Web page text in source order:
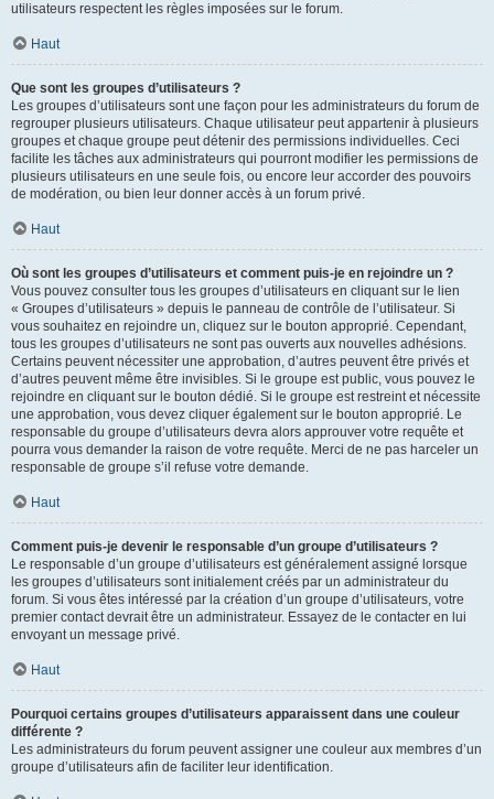
utilisateurs respectent les règles imposées sur le forum.
Haut
Que sont les groupes d’utilisateurs ?
Les groupes d’utilisateurs sont une façon pour les administrateurs du forum de
regrouper plusieurs utilisateurs. Chaque utilisateur peut appartenir à plusieurs
groupes et chaque groupe peut détenir des permissions individuelles. Ceci
facilite les tâches aux administrateurs qui pourront modifier les permissions de
plusieurs utilisateurs en une seule fois, ou encore leur accorder des pouvoirs
de modération, ou bien leur donner accès à un forum privé.
Haut
Où sont les groupes d’utilisateurs et comment puis-je en rejoindre un ?
Vous pouvez consulter tous les groupes d’utilisateurs en cliquant sur le lien
« Groupes d’utilisateurs » depuis le panneau de contrôle de l’utilisateur. Si
vous souhaitez en rejoindre un, cliquez sur le bouton approprié. Cependant,
tous les groupes d’utilisateurs ne sont pas ouverts aux nouvelles adhésions.
Certains peuvent nécessiter une approbation, d’autres peuvent être privés et
d’autres peuvent même être invisibles. Si le groupe est public, vous pouvez le
rejoindre en cliquant sur le bouton dédié. Si le groupe est restreint et nécessite
une approbation, vous devez cliquer également sur le bouton approprié. Le
responsable du groupe d’utilisateurs devra alors approuver votre requête et
pourra vous demander la raison de votre requête. Merci de ne pas harceler un
responsable de groupe s’il refuse votre demande.
Haut
Comment puis-je devenir le responsable d’un groupe d’utilisateurs ?
Le responsable d’un groupe d’utilisateurs est généralement assigné lorsque
les groupes d’utilisateurs sont initialement créés par un administrateur du
forum. Si vous êtes intéressé par la création d’un groupe d’utilisateurs, votre
premier contact devrait être un administrateur. Essayez de le contacter en lui
envoyant un message privé.
Haut
Pourquoi certains groupes d’utilisateurs apparaissent dans une couleur
différente ?
Les administrateurs du forum peuvent assigner une couleur aux membres d’un
groupe d’utilisateurs afin de faciliter leur identification.